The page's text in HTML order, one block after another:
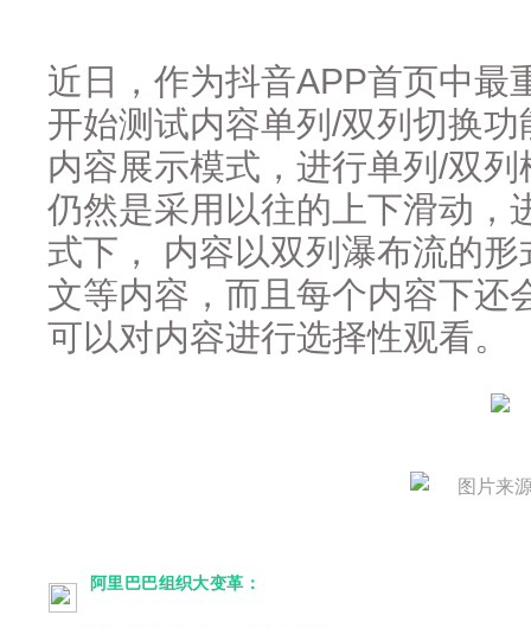
近日，作为抖音APP首页中最
开始测试内容单列/双列切换
内容展示模式，进行单列/双
仍然是采用以往的上下滑动，
式下， 内容以双列瀑布流的
文等内容，而且每个内容下还
可以对内容进行选择性观看。
图片来
阿里巴巴组织大变革：